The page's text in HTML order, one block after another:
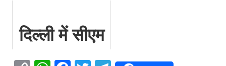
मिलेगा ये
मानदेय…
दिल्ली में सीएम
धामी से मिलीं